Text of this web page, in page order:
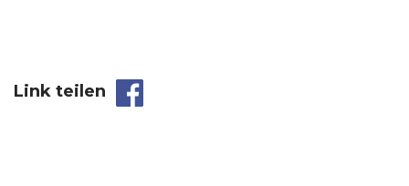
Link teilen